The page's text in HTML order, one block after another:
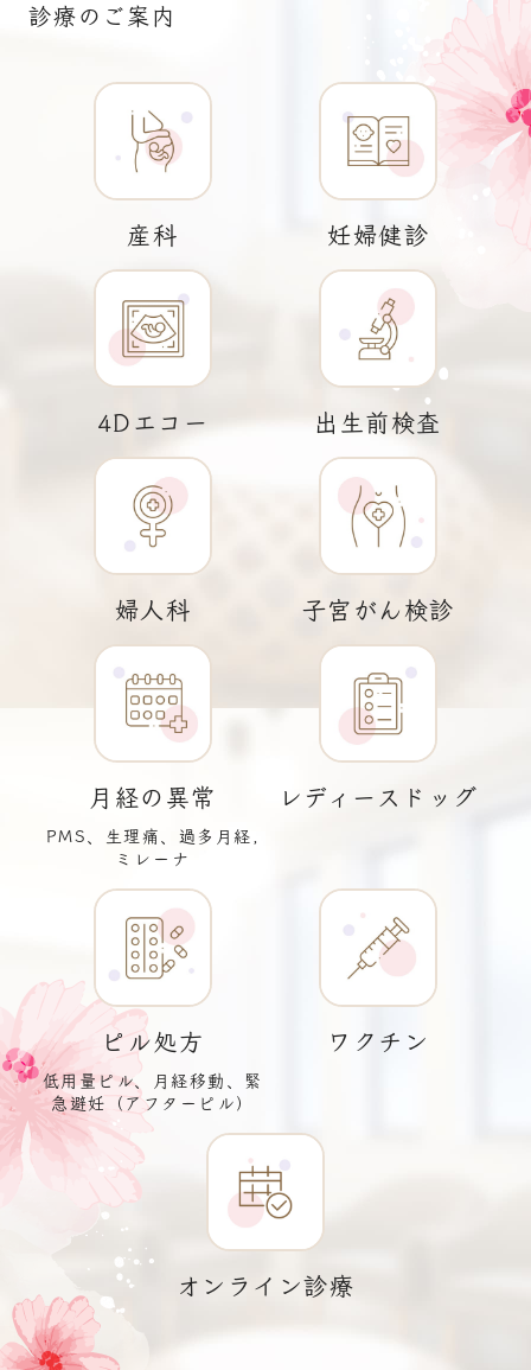
診療のご案内
産科 妊婦健診
4Dエコー 出生前検査
婦人科 子宮がん検診
月経の異常
PMS、生理痛、 過多月経,
ミレーナ
レディースドッグ
ピル処方
低用量ピル、月経移動、
緊
急避妊（アフターピル）
ワクチン
オンライン診療